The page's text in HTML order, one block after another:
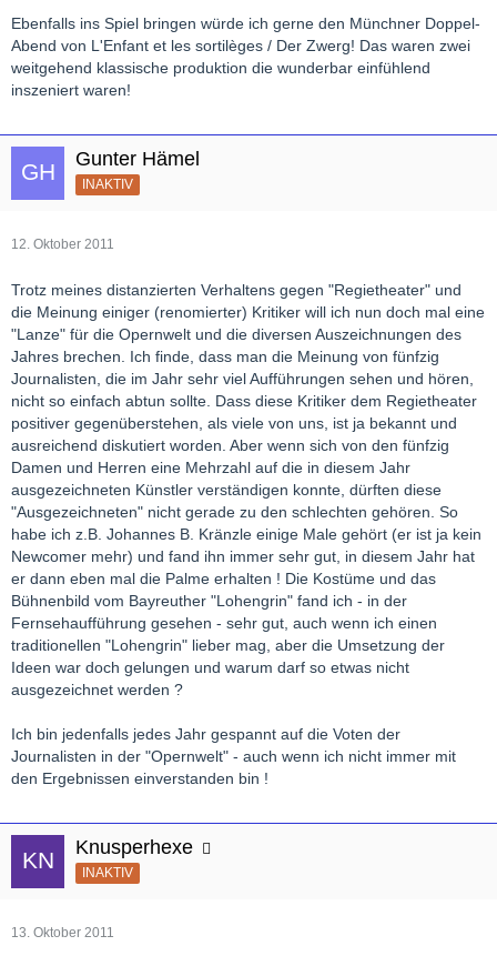
Ebenfalls ins Spiel bringen würde ich gerne den Münchner Doppel-
Abend von L'Enfant et les sortilèges / Der Zwerg! Das waren zwei
weitgehend klassische produktion die wunderbar einfühlend
inszeniert waren!
Gunter Hämel
INAKTIV
12. Oktober 2011
Trotz meines distanzierten Verhaltens gegen "Regietheater" und
die Meinung einiger (renomierter) Kritiker will ich nun doch mal eine
"Lanze" für die Opernwelt und die diversen Auszeichnungen des
Jahres brechen. Ich finde, dass man die Meinung von fünfzig
Journalisten, die im Jahr sehr viel Aufführungen sehen und hören,
nicht so einfach abtun sollte. Dass diese Kritiker dem Regietheater
positiver gegenüberstehen, als viele von uns, ist ja bekannt und
ausreichend diskutiert worden. Aber wenn sich von den fünfzig
Damen und Herren eine Mehrzahl auf die in diesem Jahr
ausgezeichneten Künstler verständigen konnte, dürften diese
"Ausgezeichneten" nicht gerade zu den schlechten gehören. So
habe ich z.B. Johannes B. Kränzle einige Male gehört (er ist ja kein
Newcomer mehr) und fand ihn immer sehr gut, in diesem Jahr hat
er dann eben mal die Palme erhalten ! Die Kostüme und das
Bühnenbild vom Bayreuther "Lohengrin" fand ich - in der
Fernsehaufführung gesehen - sehr gut, auch wenn ich einen
traditionellen "Lohengrin" lieber mag, aber die Umsetzung der
Ideen war doch gelungen und warum darf so etwas nicht
ausgezeichnet werden ?
Ich bin jedenfalls jedes Jahr gespannt auf die Voten der
Journalisten in der "Opernwelt" - auch wenn ich nicht immer mit
den Ergebnissen einverstanden bin !
Knusperhexe
INAKTIV
13. Oktober 2011